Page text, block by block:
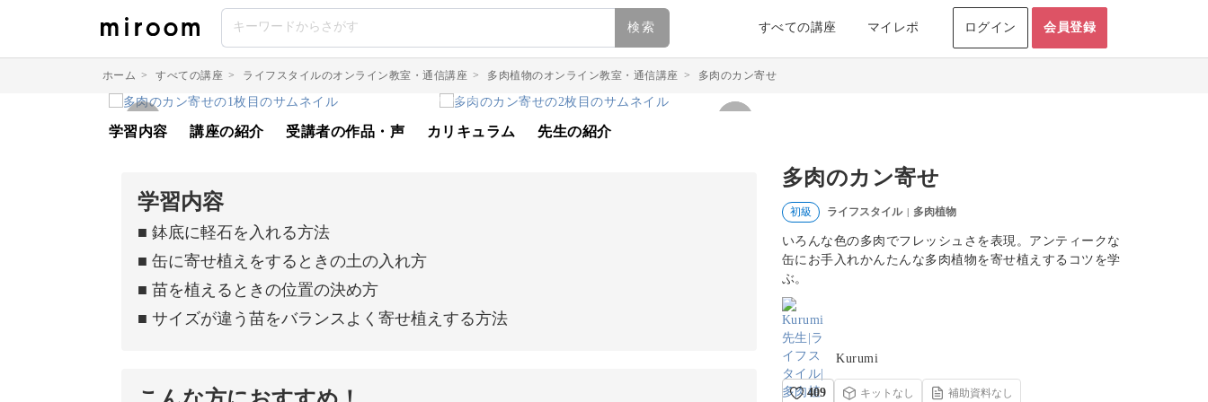
検索 すべての講座 マイレポ ログイン 会員登録
ホーム > すべての講座 > ライフスタイルのオンライン教室・通信講座 > 多肉植物のオンライン教室・通信講座 > 多肉のカン寄せ
多肉のカン寄せ
初級 ライフスタイル | 多肉植物
いろんな色の多肉でフレッシュさを表現。アンティークな
缶にお手入れかんたんな多肉植物を寄せ植えするコツを学
ぶ。
Kurumi
409 キットなし 補助資料なし
学習内容 講座の紹介 受講者の作品・声 カリキュラム 先生の紹介
学習内容
■ 鉢底に軽石を入れる方法
■ 缶に寄せ植えをするときの土の入れ方
■ 苗を植えるときの位置の決め方
■ サイズが違う苗をバランスよく寄せ植えする方法